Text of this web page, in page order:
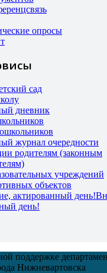
опросы
сад
дневник
журнал очередности
родителям (законным
учреждений
объектов
день!
поддержке
Нижневартовска